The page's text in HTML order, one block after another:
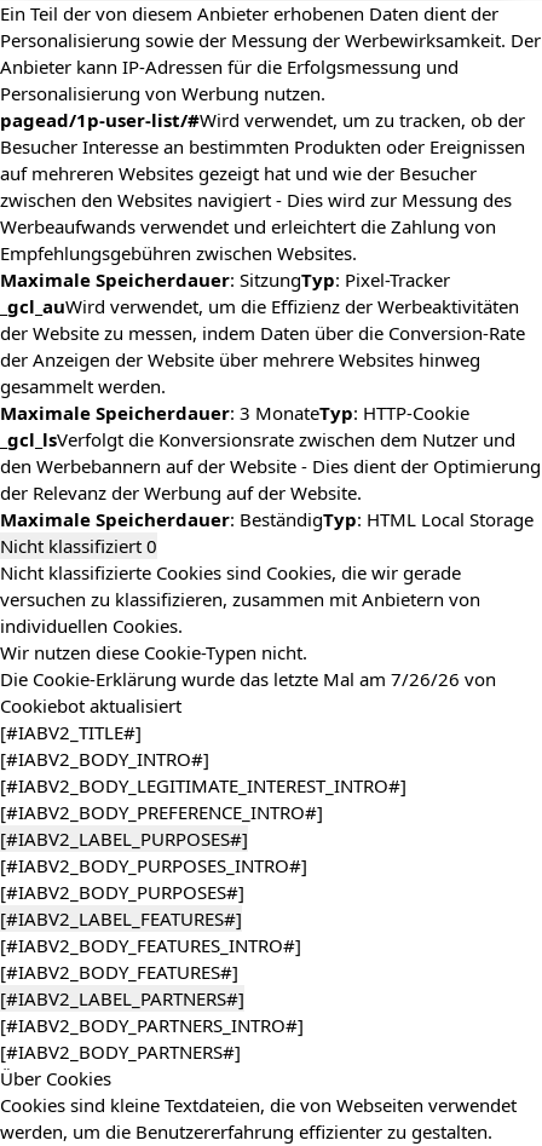
Ein Teil der von diesem Anbieter erhobenen Daten dient der
Personalisierung sowie der Messung der Werbewirksamkeit. Der
Anbieter kann IP-Adressen für die Erfolgsmessung und
Personalisierung von Werbung nutzen.
pagead/1p-user-list/#Wird verwendet, um zu tracken, ob der
Besucher Interesse an bestimmten Produkten oder Ereignissen
auf mehreren Websites gezeigt hat und wie der Besucher
zwischen den Websites navigiert - Dies wird zur Messung des
Werbeaufwands verwendet und erleichtert die Zahlung von
Empfehlungsgebühren zwischen Websites.
Maximale Speicherdauer: SitzungTyp: Pixel-Tracker
_gcl_auWird verwendet, um die Effizienz der Werbeaktivitäten
der Website zu messen, indem Daten über die Conversion-Rate
der Anzeigen der Website über mehrere Websites hinweg
gesammelt werden.
Maximale Speicherdauer: 3 MonateTyp: HTTP-Cookie
_gcl_lsVerfolgt die Konversionsrate zwischen dem Nutzer und
den Werbebannern auf der Website - Dies dient der Optimierung
der Relevanz der Werbung auf der Website.
Maximale Speicherdauer: BeständigTyp: HTML Local Storage
Nicht klassifiziert 0
Nicht klassifizierte Cookies sind Cookies, die wir gerade
versuchen zu klassifizieren, zusammen mit Anbietern von
individuellen Cookies.
Wir nutzen diese Cookie-Typen nicht.
Die Cookie-Erklärung wurde das letzte Mal am 7/26/26 von
Cookiebot aktualisiert
[#IABV2_TITLE#]
[#IABV2_BODY_INTRO#]
[#IABV2_BODY_LEGITIMATE_INTEREST_INTRO#]
[#IABV2_BODY_PREFERENCE_INTRO#]
[#IABV2_LABEL_PURPOSES#]
[#IABV2_BODY_PURPOSES_INTRO#]
[#IABV2_BODY_PURPOSES#]
[#IABV2_LABEL_FEATURES#]
[#IABV2_BODY_FEATURES_INTRO#]
[#IABV2_BODY_FEATURES#]
[#IABV2_LABEL_PARTNERS#]
[#IABV2_BODY_PARTNERS_INTRO#]
[#IABV2_BODY_PARTNERS#]
Über Cookies
Cookies sind kleine Textdateien, die von Webseiten verwendet
werden, um die Benutzererfahrung effizienter zu gestalten.